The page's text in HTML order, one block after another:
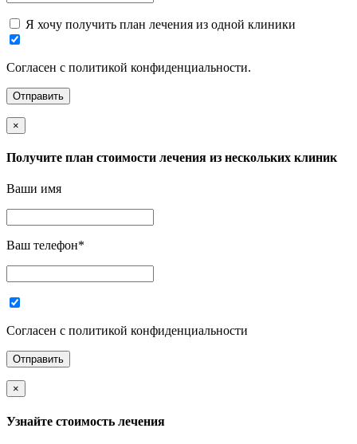
Я хочу получить план лечения из одной клиники
Согласен с политикой конфиденциальности.
×
Получите план стоимости лечения из нескольких клиник
Ваши имя
Ваш телефон*
Согласен с политикой конфиденциальности
×
Узнайте стоимость лечения